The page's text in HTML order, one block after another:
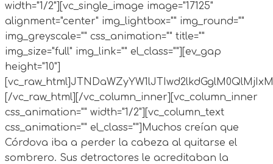
width="1/2"][vc_single_image image="17125"
alignment="center" img_lightbox="" img_round=""
img_greyscale="" css_animation="" title=""
img_size="full" img_link="" el_class=""][ev_gap
height="10"]
[/vc_raw_html][/vc_column_inner][vc_column_inner
css_animation="" width="1/2"][vc_column_text
css_animation="" el_class=""]Muchos creían que
Córdova iba a perder la cabeza al quitarse el
sombrero. Sus detractores le acreditaban la